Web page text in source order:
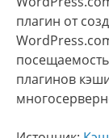
плагин от
плагинов